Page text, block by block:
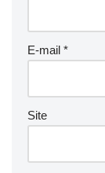
E-mail *
Site